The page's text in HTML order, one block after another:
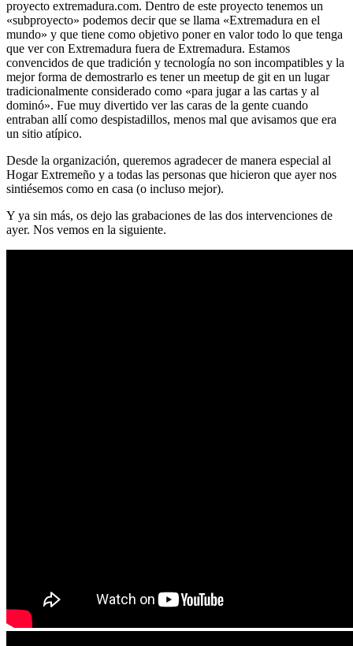
proyecto extremadura.com. Dentro de este proyecto tenemos un
«subproyecto» podemos decir que se llama «Extremadura en el
mundo» y que tiene como objetivo poner en valor todo lo que tenga
que ver con Extremadura fuera de Extremadura. Estamos
convencidos de que tradición y tecnología no son incompatibles y la
mejor forma de demostrarlo es tener un meetup de git en un lugar
tradicionalmente considerado como «para jugar a las cartas y al
dominó». Fue muy divertido ver las caras de la gente cuando
entraban allí como despistadillos, menos mal que avisamos que era
un sitio atípico.
Desde la organización, queremos agradecer de manera especial al
Hogar Extremeño y a todas las personas que hicieron que ayer nos
sintiésemos como en casa (o incluso mejor).
Y ya sin más, os dejo las grabaciones de las dos intervenciones de
ayer. Nos vemos en la siguiente.